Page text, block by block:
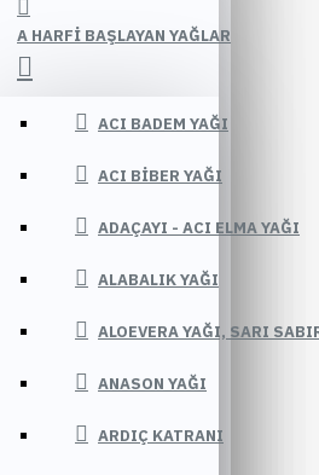
A HARFI BAŞLAYAN YAĞLAR
ACI BADEM YAĞI
ACI BIBER YAĞI
ADAÇAYI - ACI ELMA YAĞI
ALABALIK YAĞI
ALOEVERA YAĞI, SARI
ANASON YAĞI
ARDIÇ KATRANI